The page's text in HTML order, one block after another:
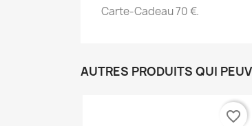
Carte-Cadeau 70 €.
AUTRES PRODUITS QUI
favorite_border